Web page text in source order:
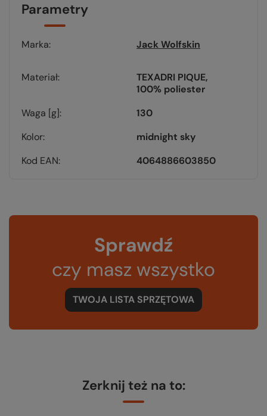
Parametry
Marka Jack Wolfskin
Materiał
TEXADRI PIQUE
100% poliester
Waga [g]
130
Kolor
midnight sky
Kod EAN
4064886603850
Sprawdź
czy masz wszystko
TWOJA LISTA SPRZĘTOWA
Zerknij też na to: